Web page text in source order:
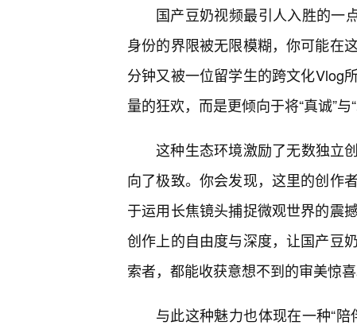
国产豆奶视频最引人入胜的一
身份的界限被无限模糊，你可能在
分钟又被一位留学生的跨文化Vlog
量的狂欢，而是更倾向于将“真诚”与
这种生态环境激励了无数独立
向了极致。你会发现，这里的创作
于运用长焦镜头捕捉微观世界的震
创作上的自由度与深度，让国产豆
索者，都能收获意想不到的审美惊喜
与此这种魅力也体现在一种“